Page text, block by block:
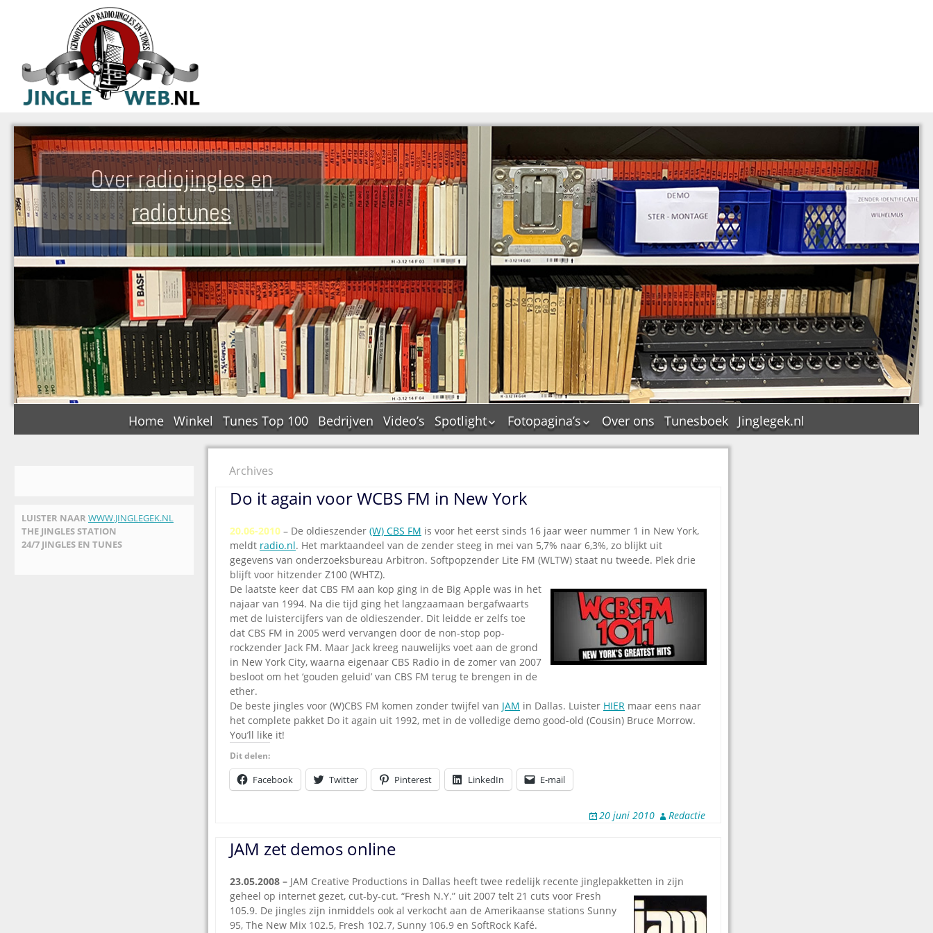
Over radiojingles en
radiotunes
Home Winkel Tunes Top 100 Bedrijven Video’s
Spotlight
De Tourflitsjingle –
tags
Dallas jingle city
De Tourtune
Ferry Maat 65
Ferry Maat interview
Jingle Awards
Jingle NIEUW
Omroepbanden
Stoomfluit Klaas
Vaak
Uitvinding
Fotopagina’s
JAM in pictures
Pepper & Tanner in
Top Format in
pictures
Dik Voormekaar in
foto’s
Over ons Tunesboek Jinglegek.nl
LUISTER NAAR WWW.JINGLEGEK.NL
THE JINGLES STATION
24/7 JINGLES EN TUNES
Archives
Do it again voor WCBS FM in New York
20.06-2010 – De oldieszender (W) CBS FM is voor het eerst sinds 16 jaar weer nummer 1 in New York,
meldt radio.nl. Het marktaandeel van de zender steeg in mei van 5,7% naar 6,3%, zo blijkt uit
gegevens van onderzoeksbureau Arbitron. Softpopzender Lite FM (WLTW) staat nu tweede. Plek drie
blijft voor hitzender Z100 (WHTZ).
De laatste keer dat CBS FM aan kop ging in de Big Apple was in het
najaar van 1994. Na die tijd ging het langzaamaan bergafwaarts
met de luistercijfers van de oldieszender. Dit leidde er zelfs toe
dat CBS FM in 2005 werd vervangen door de non-stop pop-
rockzender Jack FM. Maar Jack kreeg nauwelijks voet aan de grond
in New York City, waarna eigenaar CBS Radio in de zomer van 2007
besloot om het ‘gouden geluid’ van CBS FM terug te brengen in de
ether.
De beste jingles voor (W)CBS FM komen zonder twijfel van JAM in Dallas. Luister HIER maar eens naar
het complete pakket Do it again uit 1992, met in de volledige demo good-old (Cousin) Bruce Morrow.
You’ll like it!
Dit delen:
Facebook Twitter Pinterest LinkedIn E-mail
20 juni 2010 Redactie
JAM zet demos online
23.05.2008 – JAM Creative Productions in Dallas heeft twee redelijk recente jinglepakketten in zijn
geheel op internet gezet, cut-by-cut. “Fresh N.Y.” uit 2007 telt 21 cuts voor Fresh
105.9. De jingles zijn inmiddels ook al verkocht aan de Amerikaanse stations Sunny
95, The New Mix 102.5, Fresh 102.7, Sunny 106.9 en SoftRock Kafé.